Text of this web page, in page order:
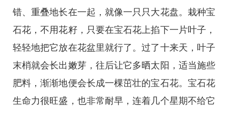
错、重叠地长在一起，就像一只只大花盘。栽种宝
石花，不用花籽，只要在宝石花上掐下一片叶子，
轻轻地把它放在花盆里就行了。过了十来天，叶子
末梢就会长出嫩芽，往后让它多晒太阳，适当施些
肥料，渐渐地便会长成一棵茁壮的宝石花。宝石花
生命力很旺盛，也非常耐早，连着几个星期不给它